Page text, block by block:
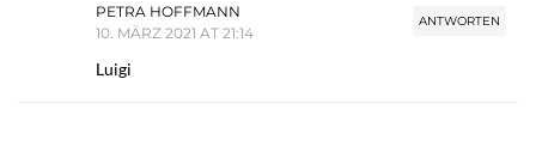
ANTWORTEN
PETRA HOFFMANN
10. MÄRZ 2021 AT 21:14
Luigi